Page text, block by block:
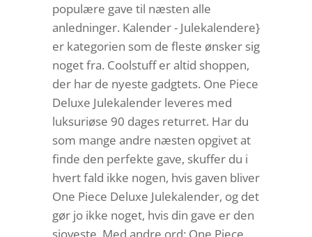
populære gave til næsten alle
anledninger. Kalender - Julekalendere}
er kategorien som de fleste ønsker sig
noget fra. Coolstuff er altid shoppen,
der har de nyeste gadgtets. One Piece
Deluxe Julekalender leveres med
luksuriøse 90 dages returret. Har du
som mange andre næsten opgivet at
finde den perfekte gave, skuffer du i
hvert fald ikke nogen, hvis gaven bliver
One Piece Deluxe Julekalender, og det
gør jo ikke noget, hvis din gave er den